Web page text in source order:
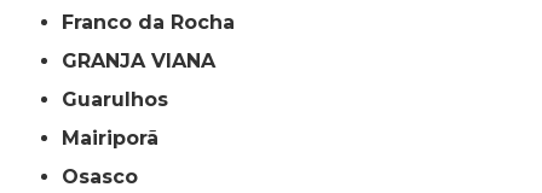
Franco da Rocha
GRANJA VIANA
Guarulhos
Mairiporã
Osasco